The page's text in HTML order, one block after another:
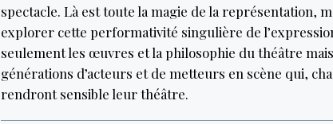
spectacle. Là est toute la magie de la représentation,
explorer cette performativité singulière de
seulement les œuvres et la philosophie du théâtre
générations d’acteurs et de metteurs en scène qui,
rendront sensible leur théâtre.